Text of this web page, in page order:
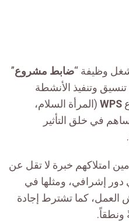
وظيفة “ضابط مشروع”
وتنفيذ الأنشطة
WPS (المرأة السلام،
في خلق التأثير
امتلاكهم خبرة لا تقل عن
دور إشرافي، ومثلها في
العمل، كما تشترط إجادة
ونطقاً.